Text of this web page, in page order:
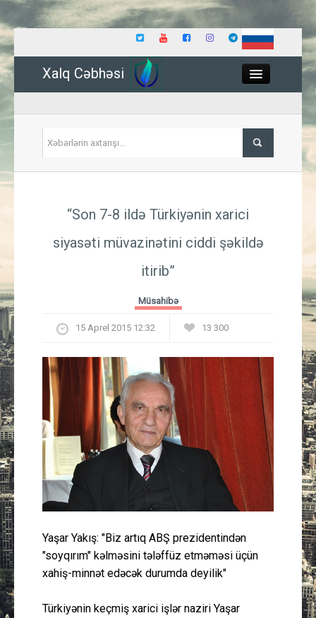
Xalq Cəbhəsi
İqtisadiyyat
Güney Azərbaycan
Mədəniyyət
Müsahibə
İdman
Gündəm
“Son 7-8 ildə Türkiyənin xarici
siyasəti müvazinətini ciddi şəkildə
itirib”
Müsahibə
15 Aprel 2015 12:32 13 300
Yaşar Yakış: "Biz artıq ABŞ prezidentindən
"soyqırım" kəlməsini tələffüz etməməsi üçün
xahiş-minnət edəcək durumda deyilik"
Türkiyənin keçmiş xarici işlər naziri Yaşar